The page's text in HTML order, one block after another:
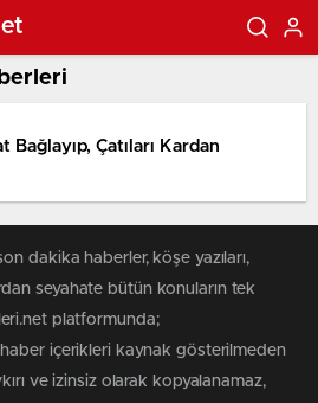
Çatıları Kardan
dakika haberler, köşe yazıları,
seyahate bütün konuların tek
platformunda;
içerikleri kaynak gösterilmeden
ve izinsiz olarak kopyalanamaz,